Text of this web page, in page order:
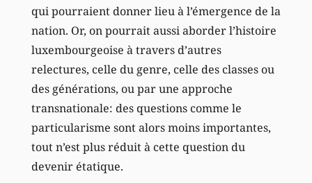
qui pourraient donner lieu à l’émergence de la
nation. Or, on pourrait aussi aborder l’histoire
luxembourgeoise à travers d’autres
relectures, celle du genre, celle des classes ou
des générations, ou par une approche
transnationale: des questions comme le
particularisme sont alors moins importantes,
tout n’est plus réduit à cette question du
devenir étatique.